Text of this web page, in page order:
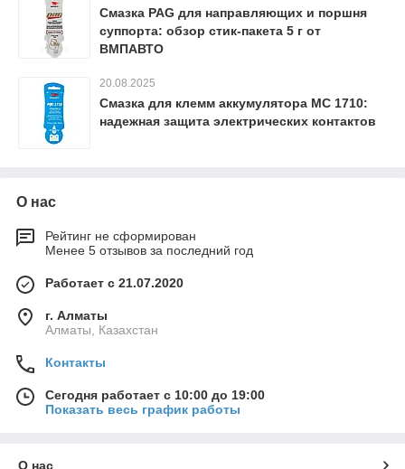
Смазка PAG для направляющих и поршня
суппорта: обзор стик-пакета 5 г от
ВМПАВТО
20.08.2025
Смазка для клемм аккумулятора МС 1710:
надежная защита электрических контактов
О нас
Рейтинг не сформирован
Менее 5 отзывов за последний год
Работает с 21.07.2020
г. Алматы
Алматы, Казахстан
Контакты
Сегодня работает с 10:00 до 19:00
Показать весь график работы
О нас